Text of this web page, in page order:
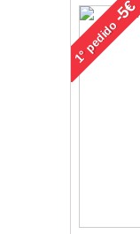
1°
pedido
-5€